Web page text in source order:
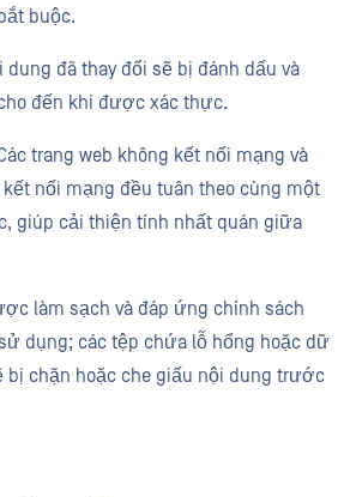
buộc.
dung đã thay đổi sẽ bị đánh dấu và
đến khi được xác thực.
trang web không kết nối mạng và
kết nối mạng đều tuân theo cùng một
giúp cải thiện tính nhất quán giữa
làm sạch và đáp ứng chính sách
dụng; các tệp chứa lỗ hổng hoặc dữ
bị chặn hoặc che giấu nội dung trước